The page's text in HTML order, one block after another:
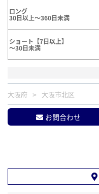
ロング
30日以上～360日未満
ショート【7日以上】
～30日未満
大阪府 大阪市北区
お問合わせ